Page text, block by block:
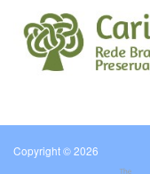
Copyright © 2026